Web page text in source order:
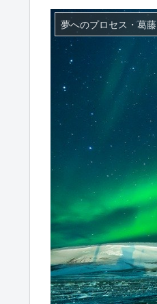
夢へのプロセス・葛藤